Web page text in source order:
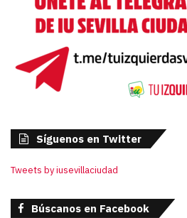
Síguenos en Twitter
Tweets by iusevillaciudad
Búscanos en Facebook